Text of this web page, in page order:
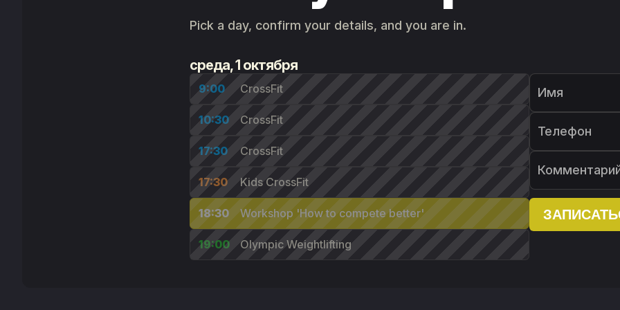
Pick a day, confirm your details, and you are in.
среда, 1 октября
9:00 CrossFit
10:30 CrossFit
17:30 CrossFit
17:30 Kids CrossFit
18:30 Workshop 'How to compete better'
19:00 Olympic Weightlifting
Имя
Телефон